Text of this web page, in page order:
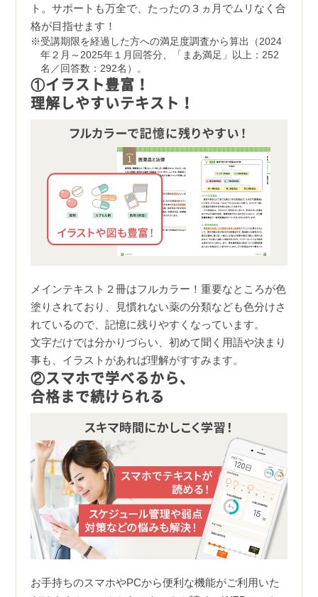
ト。サポートも万全で、たったの３ヵ月でムリなく合
格が目指せます！
受講期限を経過した方への満足度調査から算出（2024
年２月～2025年１月回答分、「まあ満足」以上：252
名／回答数：292名）。
①イラスト豊富！
理解しやすいテキスト！
メインテキスト２冊はフルカラー！重要なところが色
塗りされており、見慣れない薬の分類なども色分けさ
れているので、記憶に残りやすくなっています。
文字だけでは分かりづらい、初めて聞く用語や決まり
事も、イラストがあれば理解がすすみます。
②スマホで学べるから、
合格まで続けられる
お手持ちのスマホやPCから便利な機能がご利用いた